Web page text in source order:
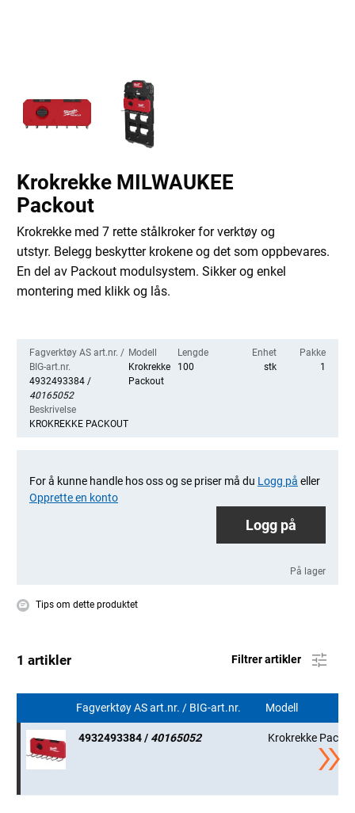
Krokrekke MILWAUKEE
Packout
Krokrekke med 7 rette stålkroker for verktøy og
utstyr. Belegg beskytter krokene og det som oppbevares.
En del av Packout modulsystem. Sikker og enkel
montering med klikk og lås.
Fagverktøy AS art.nr. /
BIG-art.nr.
4932493384 /
40165052
Modell
Krokrekke
Packout
Lengde
100
Enhet
stk
Pakke
1
Beskrivelse
KROKREKKE PACKOUT
For å kunne handle hos oss og se priser må du Logg på eller
Opprette en konto
Logg på
På lager
Tips om dette produktet
1 artikler Filtrer artikler
Fagverktøy AS art.nr. / BIG-art.nr. Modell
4932493384 / 40165052 Krokrekke